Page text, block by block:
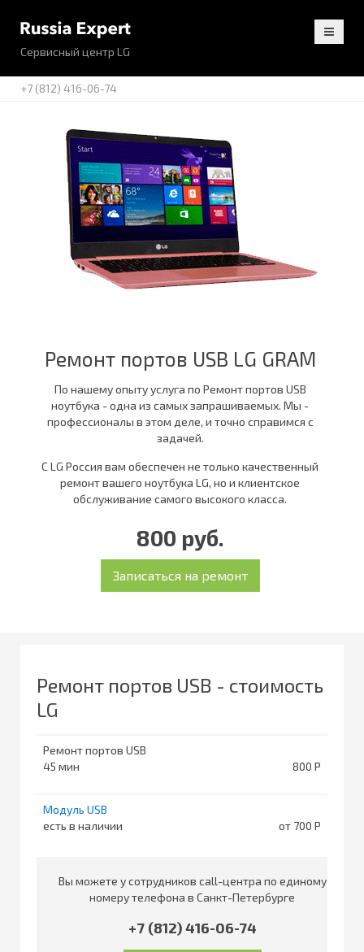
Сервисный центр LG
+7 (812) 416-06-74
Ремонт портов USB LG GRAM
По нашему опыту услуга по Ремонт портов USB
ноутбука - одна из самых запрашиваемых. Мы -
профессионалы в этом деле, и точно справимся с
задачей.
С LG Россия вам обеспечен не только качественный
ремонт вашего ноутбука LG, но и клиентское
обслуживание самого высокого класса.
800 руб.
Ремонт портов USB - стоимость
LG
Ремонт портов USB
45
800
Модуль USB
есть в наличии
от 700
Вы можете у сотрудников call-центра по единому
номеру телефона в Санкт-Петербурге
+7 (812) 416-06-74